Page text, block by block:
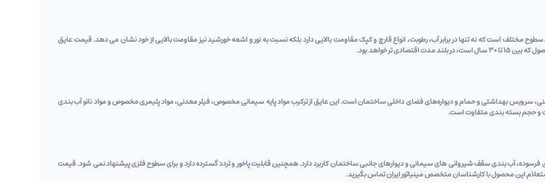
مختلف است که نه تنها در برابر آب، رطوبت، انواع قارچ و کپک مقاومت بالایی دارد بلکه نسبت به نور و اشعه خورشید نیز مقاومت بالایی از خود نشان می دهد. قیمت عایق
‌تر خواهد بود.
سرویس بهداشتی و حمام و دیواره‌های فضای داخلی ساختمان است. این عایق از ترکیب مواد پایه سیمانی مخصوص، فیلر معدنی، مواد پلیمری مخصوص و مواد نانو آب ‌بندی
و حجم بسته ‌بندی متفاوت است.
آب ‌بندی سقف شیروانی ‌های سیمانی و دیوارهای جانبی ساختمان کاربرد دارد. همچنین قابلیت پاخور و تردد گسترده دارد و برای سطوح فلزی پیشنهاد نمی ‌شود. قیمت
این محصول با کارشناسان متخصص مینیاتور ایران تماس بگیرید.